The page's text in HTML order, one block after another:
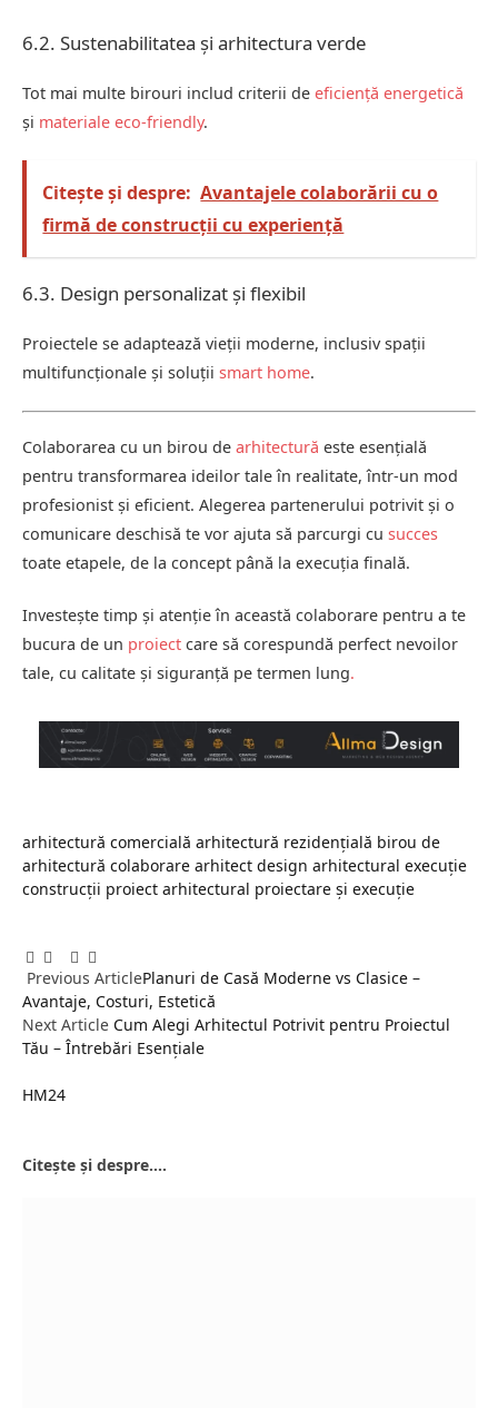
6.2. Sustenabilitatea și arhitectura verde
Tot mai multe birouri includ criterii de eficiență energetică
și materiale eco-friendly.
Citește și despre: Avantajele colaborării cu o
firmă de construcții cu experiență
6.3. Design personalizat și flexibil
Proiectele se adaptează vieții moderne, inclusiv spații
multifuncționale și soluții smart home.
Colaborarea cu un birou de arhitectură este esențială
pentru transformarea ideilor tale în realitate, într-un mod
profesionist și eficient. Alegerea partenerului potrivit și o
comunicare deschisă te vor ajuta să parcurgi cu succes
toate etapele, de la concept până la execuția finală.
Investește timp și atenție în această colaborare pentru a te
bucura de un proiect care să corespundă perfect nevoilor
tale, cu calitate și siguranță pe termen lung.
arhitectură comercială arhitectură rezidențială birou de
arhitectură colaborare arhitect design arhitectural execuție
construcții proiect arhitectural proiectare și execuție
Facebook
Twitter
Pinterest
LinkedIn
Tumblr
Previous ArticlePlanuri de Casă Moderne vs Clasice –
Avantaje, Costuri, Estetică
Next Article Cum Alegi Arhitectul Potrivit pentru Proiectul
Tău – Întrebări Esențiale
HM24
Citește și despre....